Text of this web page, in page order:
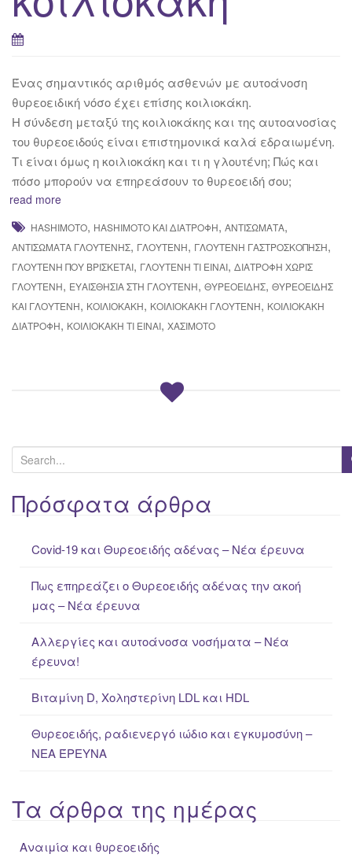
Ένας σημαντικός αριθμός ασθενών με αυτοάνοση
θυρεοειδική νόσο έχει επίσης κοιλιοκάκη.
Η σύνδεση μεταξύ της κοιλιοκάκης και της αυτοανοσίας
του θυρεοειδούς είναι επιστημονικά καλά εδραιωμένη.
Τι είναι όμως η κοιλιοκάκη και τι η γλουτένη; Πώς και
πόσο μπορούν να επηρεάσουν το θυρεοειδή σου;
read more
HASHIMOTO, HASHIMOTO ΚΑΙ ΔΙΑΤΡΟΦΉ, ΑΝΤΙΣΏΜΑΤΑ,
ΑΝΤΙΣΏΜΑΤΑ ΓΛΟΥΤΈΝΗΣ, ΓΛΟΥΤΈΝΗ, ΓΛΟΥΤΈΝΗ ΓΑΣΤΡΟΣΚΌΠΗΣΗ,
ΓΛΟΥΤΈΝΗ ΠΟΎ ΒΡΊΣΚΕΤΑΙ, ΓΛΟΥΤΈΝΗ ΤΙ ΕΊΝΑΙ, ΔΙΑΤΡΟΦΉ ΧΩΡΊΣ
ΓΛΟΥΤΈΝΗ, ΕΥΑΙΣΘΗΣΊΑ ΣΤΗ ΓΛΟΥΤΈΝΗ, ΘΥΡΕΟΕΙΔΉΣ, ΘΥΡΕΟΕΙΔΉΣ
ΚΑΙ ΓΛΟΥΤΈΝΗ, ΚΟΙΛΙΟΚΆΚΗ, ΚΟΙΛΙΟΚΆΚΗ ΓΛΟΥΤΈΝΗ, ΚΟΙΛΙΟΚΆΚΗ
ΔΙΑΤΡΟΦΉ, ΚΟΙΛΙΟΚΆΚΗ ΤΙ ΕΊΝΑΙ, ΧΑΣΙΜΌΤΟ
e
a
rΠρόσφατα άρθρα
Covid-19 και Θυρεοειδής αδένας – Νέα έρευνα
Πως επηρεάζει ο Θυρεοειδής αδένας την ακοή
μας – Νέα έρευνα
Αλλεργίες και αυτοάνοσα νοσήματα – Νέα
έρευνα!
Βιταμίνη D, Χοληστερίνη LDL και HDL
Θυρεοειδής, ραδιενεργό ιώδιο και εγκυμοσύνη –
ΝΕΑ ΈΡΕΥΝΑ
Τα άρθρα της ημέρας
Αναιμία και θυρεοειδής